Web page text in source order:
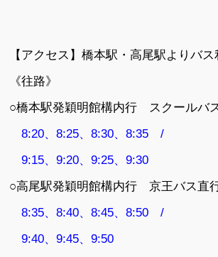
【アクセス】橋本駅・高尾駅よりバス
《往路》
○橋本駅発穎明館構内行 スクールバ
8:20、8:25、8:30、8:35 /
9:15、9:20、9:25、9:30
○高尾駅発穎明館構内行 京王バス直
8:35、8:40、8:45、8:50 /
9:40、9:45、9:50